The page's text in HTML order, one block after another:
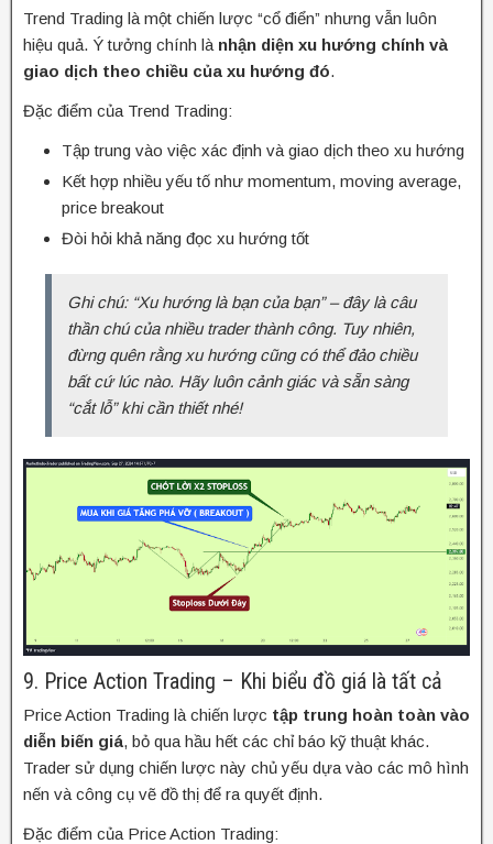
Trend Trading là một chiến lược “cổ điển” nhưng vẫn luôn
hiệu quả. Ý tưởng chính là nhận diện xu hướng chính và
giao dịch theo chiều của xu hướng đó.
Đặc điểm của Trend Trading:
Tập trung vào việc xác định và giao dịch theo xu hướng
Kết hợp nhiều yếu tố như momentum, moving average,
price breakout
Đòi hỏi khả năng đọc xu hướng tốt
Ghi chú: “Xu hướng là bạn của bạn” – đây là câu
thần chú của nhiều trader thành công. Tuy nhiên,
đừng quên rằng xu hướng cũng có thể đảo chiều
bất cứ lúc nào. Hãy luôn cảnh giác và sẵn sàng
“cắt lỗ” khi cần thiết nhé!
9. Price Action Trading – Khi biểu đồ giá là tất cả
Price Action Trading là chiến lược tập trung hoàn toàn vào
diễn biến giá, bỏ qua hầu hết các chỉ báo kỹ thuật khác.
Trader sử dụng chiến lược này chủ yếu dựa vào các mô hình
nến và công cụ vẽ đồ thị để ra quyết định.
Đặc điểm của Price Action Trading: